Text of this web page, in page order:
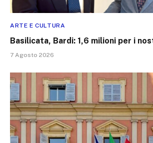
ARTE E CULTURA
Basilicata, Bardi: 1,6 milioni per i
7 Agosto 2026